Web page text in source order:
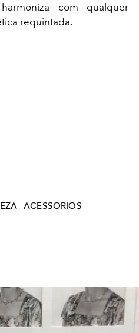
com qualquer
requintada.
ACESSORIOS